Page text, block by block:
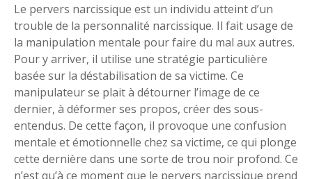
Le pervers narcissique est un individu atteint d’un
trouble de la personnalité narcissique. Il fait usage de
la manipulation mentale pour faire du mal aux autres.
Pour y arriver, il utilise une stratégie particulière
basée sur la déstabilisation de sa victime. Ce
manipulateur se plait à détourner l’image de ce
dernier, à déformer ses propos, créer des sous-
entendus. De cette façon, il provoque une confusion
mentale et émotionnelle chez sa victime, ce qui plonge
cette dernière dans une sorte de trou noir profond. Ce
n’est qu’à ce moment que le pervers narcissique prend